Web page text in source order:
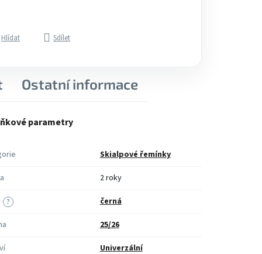
Hlídat Sdílet
Ostatní informace
parametry
Skialpové řemínky
2 roky
?
černá
25/26
Univerzální